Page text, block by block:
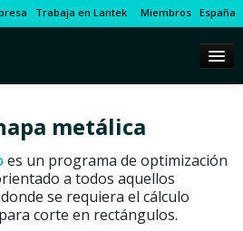
Trabaja en Lantek Miembros España
metálica
es un programa de optimización
a todos aquellos
se requiera el cálculo
corte en rectángulos.